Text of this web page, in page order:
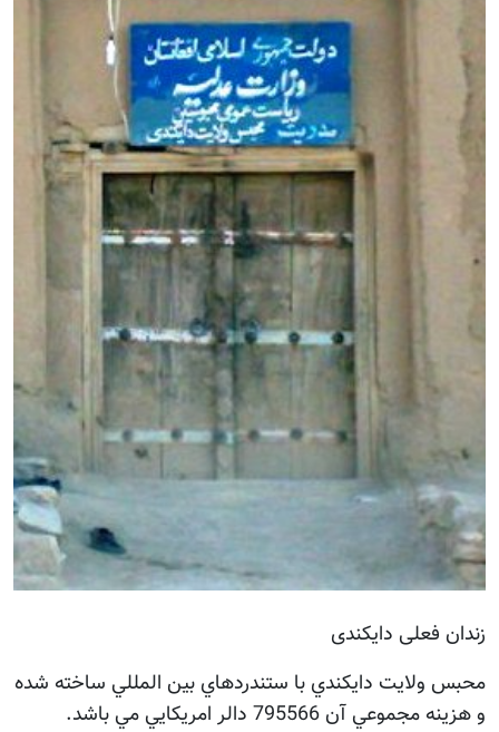
فعلی دایکندی
ولايت دايکندي با ستندردهاي بين المللي ساخته شده
آن 795566 دالر امريکايي مي باشد.